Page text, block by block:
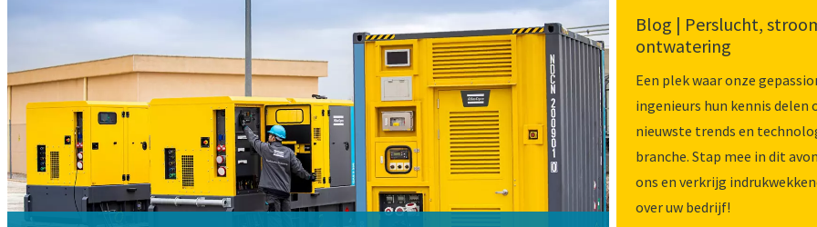
Blog | Perslucht,
ontwatering
Een plek waar onze
ingenieurs hun kennis delen
nieuwste trends en
branche. Stap mee in dit
ons en verkrijg
over uw bedrijf!